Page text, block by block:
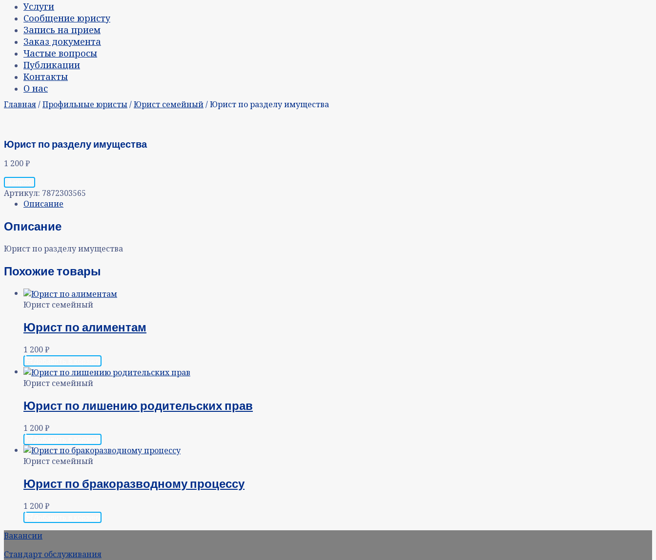
Услуги
Сообщение юристу
Запись на прием
Заказ документа
Частые вопросы
Публикации
Контакты
О нас
Главная/Профильные юристы/Юрист семейный/ Юрист по разделу имущества
Юрист по разделу имущества
1 200₽
Артикул: 7872303565
Описание
Описание
Юрист по разделу имущества
Похожие товары
Юрист семейный
Юрист по алиментам
1 200₽
Юрист семейный
Юрист по лишению родительских прав
1 200₽
Юрист семейный
Юрист по бракоразводному процессу
1 200₽
Вакансии
Стандарт обслуживания